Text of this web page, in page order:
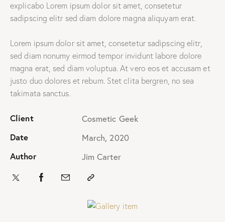
explicabo Lorem ipsum dolor sit amet, consetetur
sadipscing elitr sed diam dolore magna aliquyam erat.
Lorem ipsum dolor sit amet, consetetur sadipscing elitr,
sed diam nonumy eirmod tempor invidunt labore dolore
magna erat, sed diam voluptua. At vero eos et accusam et
justo duo dolores et rebum. Stet clita bergren, no sea
takimata sanctus.
Client Cosmetic Geek
Date March, 2020
Author Jim Carter